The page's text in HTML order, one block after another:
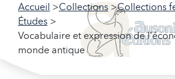
Accueil Collections
Collections
Études
Vocabulaire et expression de
monde antique